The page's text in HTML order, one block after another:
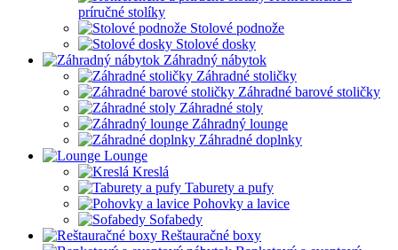
príručné stolíky
Stolové podnože
Stolové dosky
Záhradný nábytok
Záhradné stoličky
Záhradné barové stoličky
Záhradné stoly
Záhradný lounge
Záhradné doplnky
Lounge
Kreslá
Taburety a pufy
Pohovky a lavice
Sofabedy
Reštauračné boxy